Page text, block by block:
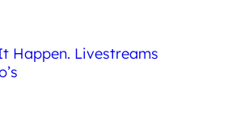
Happen. Livestreams